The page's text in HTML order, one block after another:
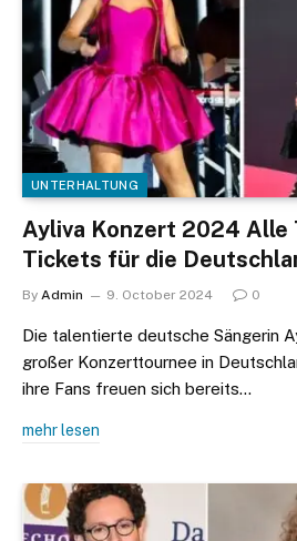
UNTERHALTUNG
Ayliva Konzert 2024 Alle
Tickets für die
By Admin 9. October 2024 0
Die talentierte deutsche Sängerin
großer Konzerttournee in
ihre Fans freuen sich bereits…
mehr lesen